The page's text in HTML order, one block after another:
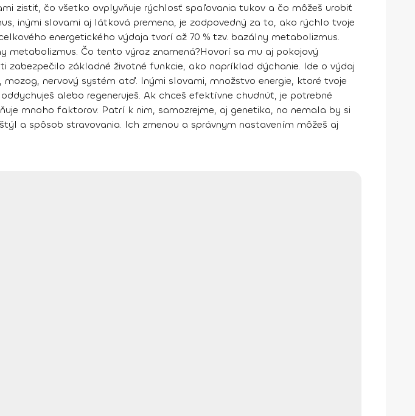
zistiť, čo všetko ovplyvňuje rýchlosť spaľovania tukov a čo môžeš urobiť
inými slovami aj látková premena, je zodpovedný za to, ako rýchlo tvoje
energetického výdaja tvorí až 70 % tzv. bazálny metabolizmus.
metabolizmus. Čo tento výraz znamená?Hovorí sa mu aj pokojový
základné životné funkcie, ako napríklad dýchanie. Ide o výdaj
nervový systém atď. Inými slovami, množstvo energie, ktoré tvoje
alebo regeneruješ. Ak chceš efektívne chudnúť, je potrebné
mnoho faktorov. Patrí k nim, samozrejme, aj genetika, no nemala by si
a spôsob stravovania. Ich zmenou a správnym nastavením môžeš aj